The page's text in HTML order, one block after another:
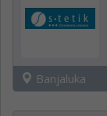
Banjaluka